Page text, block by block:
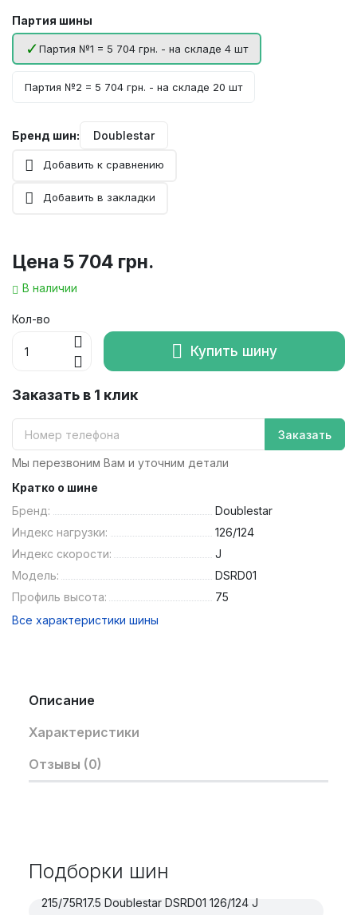
Партия шины
Партия №1 = 5 704 грн. - на складе 4 шт
Партия №2 = 5 704 грн. - на складе 20 шт
Бренд шин: Doublestar
Добавить к сравнению
Добавить в закладки
Цена 5 704 грн.
В наличии
Кол-во
Купить шину
Заказать в 1 клик
Заказать
Мы перезвоним Вам и уточним детали
Кратко о шине
Бренд:
Doublestar
Индекс нагрузки:
126/124
Индекс скорости:
J
Модель:
DSRD01
Профиль высота:
75
Все характеристики шины
Описание
Характеристики
Отзывы (0)
Подборки шин
215/75R17.5 Doublestar DSRD01 126/124 J